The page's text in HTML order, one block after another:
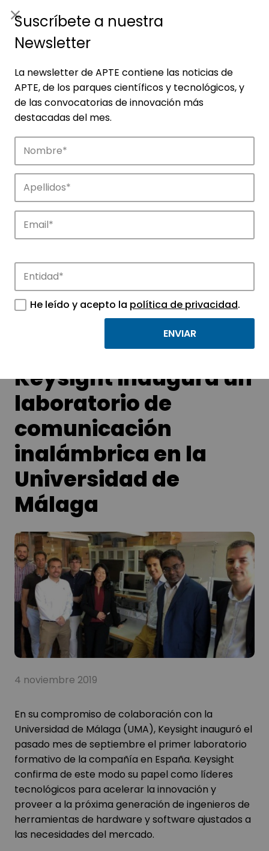
Noticias
Conoce las noticias más destacadas de
APTE y sus parques científicos y
tecnológicos.
Keysight inaugura un
laboratorio de
comunicación
inalámbrica en la
Universidad de
Málaga
4 noviembre 2019
En su compromiso de colaboración con la
Universidad de Málaga (UMA), Keysight inauguró el
pasado mes de septiembre el primer laboratorio
formativo de la compañía en España. Keysight
confirma de este modo su papel como líderes
tecnológicos para acelerar la innovación y
proveer a la próxima generación de ingenieros de
herramientas de hardware y software ajustados a
las necesidades del mercado.
Suscríbete a nuestra
Newsletter
La newsletter de APTE contiene las noticias de
APTE, de los parques científicos y tecnológicos, y
de las convocatorias de innovación más
destacadas del mes.
He leído y acepto la política de privacidad.